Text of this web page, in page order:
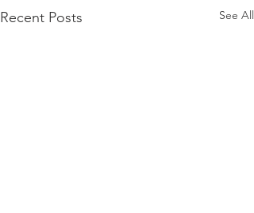
Recent Posts See All